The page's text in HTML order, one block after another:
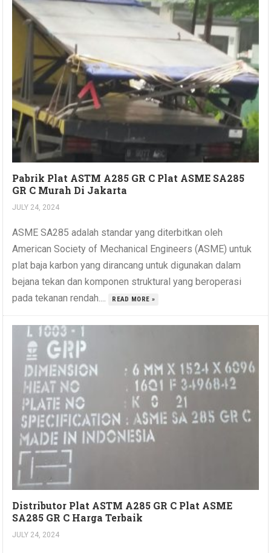
Pabrik Plat ASTM A285 GR C Plat ASME SA285
GR C Murah Di Jakarta
JULY 24, 2024
ASME SA285 adalah standar yang diterbitkan oleh
American Society of Mechanical Engineers (ASME) untuk
plat baja karbon yang dirancang untuk digunakan dalam
bejana tekan dan komponen struktural yang beroperasi
pada tekanan rendah....
READ MORE »
Distributor Plat ASTM A285 GR C Plat ASME
SA285 GR C Harga Terbaik
JULY 24, 2024